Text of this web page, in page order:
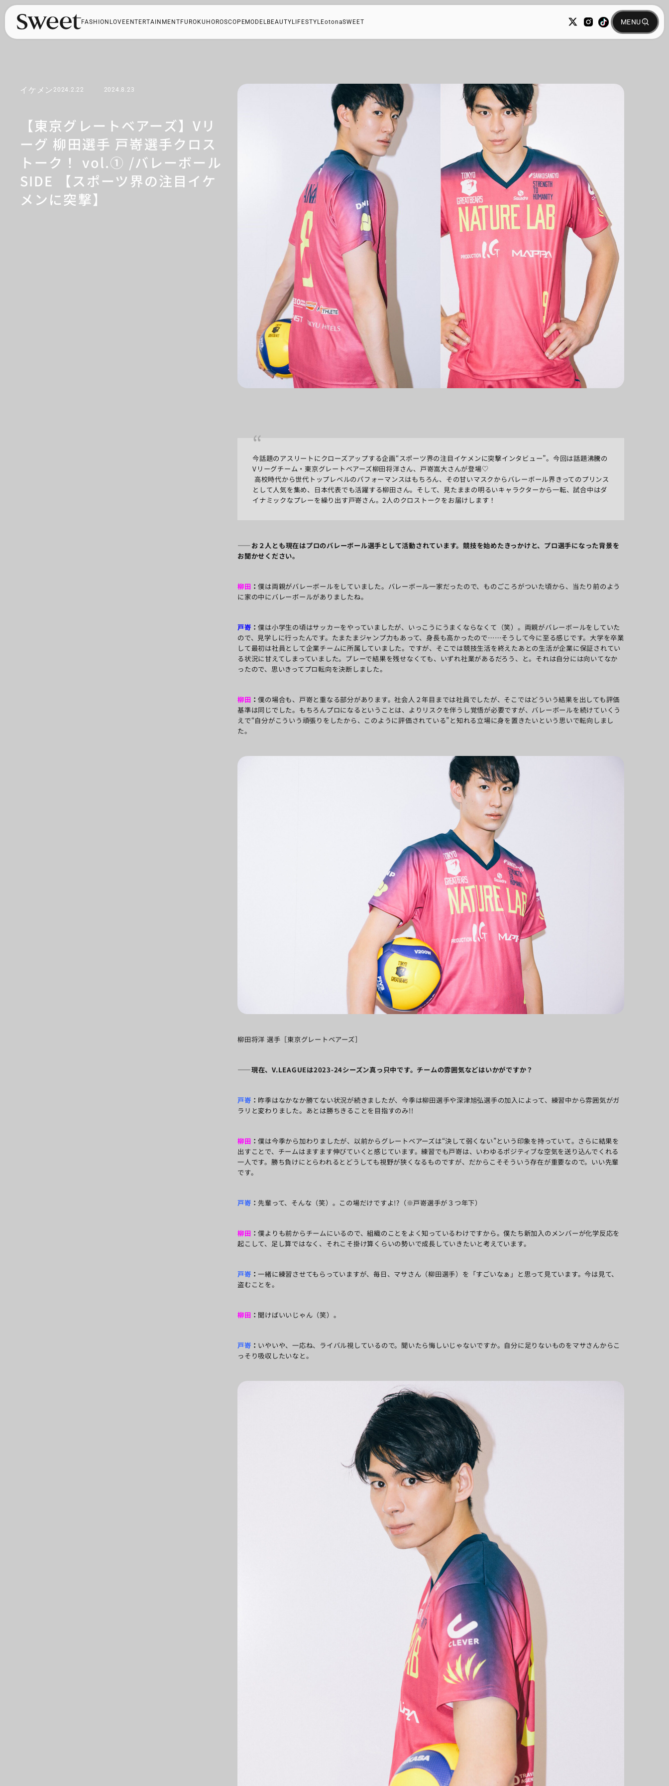
FASHION LOVE ENTERTAINMENT FUROKU HOROSCOPEMODELBEAUTY LIFESTYLEotonaSWEET
イケメン 2024.2.22 2024.8.23
【東京グレートベアーズ】Vリ
ーグ 柳田選手 戸嵜選手クロス
トーク！ vol.① /バレーボール
SIDE 【スポーツ界の注目イケ
メンに突撃】
今話題のアスリートにクローズアップする企画“スポーツ界の注目イケメンに突撃インタビュー”。今回は話題沸騰の
Vリーグチーム・東京グレートベアーズ柳田将洋さん、戸嵜嵩大さんが登場♡
高校時代から世代トップレベルのパフォーマンスはもちろん、その甘いマスクからバレーボール界きってのプリンス
として人気を集め、日本代表でも活躍する柳田さん。そして、見たままの明るいキャラクターから一転、試合中はダ
イナミックなプレーを繰り出す戸嵜さん。2人のクロストークをお届けします！
――お２人とも現在はプロのバレーボール選手として活動されています。競技を始めたきっかけと、プロ選手になった背景を
お聞かせください。
柳田 ：僕は両親がバレーボールをしていました。バレーボール一家だったので、ものごころがついた頃から、当たり前のよう
に家の中にバレーボールがありましたね。
戸嵜 ：僕は小学生の頃はサッカーをやっていましたが、いっこうにうまくならなくて（笑）。両親がバレーボールをしていた
ので、見学しに行ったんです。たまたまジャンプ力もあって、身長も高かったので……そうして今に至る感じです。 大学を卒業
して最初は社員として企業チームに所属していました。ですが、そこでは競技生活を終えたあとの生活が企業に保証されてい
る状況に甘えてしまっていました。プレーで結果を残せなくても、いずれ社業があるだろう、と。それは自分には向いてなか
ったので、思いきってプロ転向を決断しました。
柳田 ：僕の場合も、戸嵜と重なる部分があります。社会人２年目までは社員でしたが、そこではどういう結果を出しても評価
基準は同じでした。もちろんプロになるということは、よりリスクを伴うし覚悟が必要ですが、バレーボールを続けていくう
えで“自分がこういう頑張りをしたから、このように評価されている”と知れる立場に身を置きたいという思いで転向しまし
た。
柳田将洋 選手［東京グレートベアーズ］
――現在、V.LEAGUEは2023-24シーズン真っ只中です。チームの雰囲気などはいかがですか？
戸嵜 ： 昨季はなかなか勝てない状況が続きましたが、今季は柳田選手や深津旭弘選手の加入によって、練習中から雰囲気がガ
ラリと変わりました。あとは勝ちきることを目指すのみ!!
柳田 ：僕は今季から加わりましたが、以前からグレートベアーズは“決して弱くない”という印象を持っていて。さらに結果を
出すことで、チームはますます伸びていくと感じています。練習でも戸嵜は、いわゆるポジティブな空気を送り込んでくれる
一人です。勝ち負けにとらわれるとどうしても視野が狭くなるものですが、だからこそそういう存在が重要なので。いい先輩
です。
戸嵜 ： 先輩って、そんな（笑）。この場だけですよ!?（※戸嵜選手が３つ年下）
柳田 ：僕よりも前からチームにいるので、組織のことをよく知っているわけですから。僕たち新加入のメンバーが化学反応を
起こして、足し算ではなく、それこそ掛け算くらいの勢いで成長していきたいと考えています。
戸嵜 ：一緒に練習させてもらっていますが、毎日、マサさん（柳田選手）を「すごいなぁ」と思って見ています。今は見て、
盗むことを。
柳田 ： 聞けばいいじゃん（笑）。
戸嵜 ： いやいや、一応ね、ライバル視しているので。聞いたら悔しいじゃないですか。自分に足りないものをマサさんからこ
っそり吸収したいなと。